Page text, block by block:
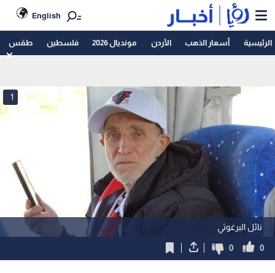
English
الرئيسية أسعار الذهب الأردن مونديال 2026 فلسطين طقس
نائل البرغوثي
1
0
0